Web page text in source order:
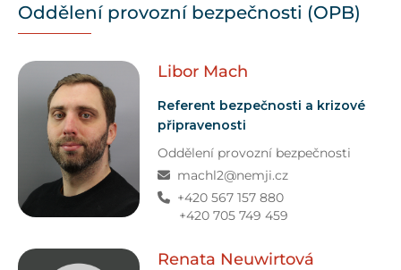
Oddělení provozní bezpečnosti (OPB)
Libor Mach
Referent bezpečnosti a krizové
připravenosti
Oddělení provozní bezpečnosti
machl2@nemji.cz
+420 567 157 880
+420 705 749 459
Renata Neuwirtová